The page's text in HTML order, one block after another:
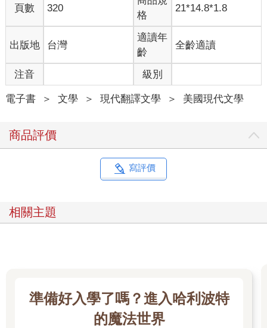
終於有勇氣可以回望過去。
然而我可以確定的是：這個世界轉啊轉的不停變化，只要我繼續
邁開步伐前行，我就愈能信任那些我們無法理解的事物。啊！生
命，就像鍋中沸騰的湯水滾滾溢出，無法遏止，就讓我成為你的
雙眼，盡我所能的為你見證那些你還來不及看見的奇跡。
「你好」喫茶店
我們最後一次交談已經二十七年前的事了，我想按時間順序來回
顧一下。
這些日本古道一路走下去。
常常一走就是二十公里、三十公里，有時四十公里或更多，直到
我的雙腳發軟，許多部位灼熱發燙，彷彿快被碾碎，我非得確定
自己再也無法往前走一步了，才願意停下。然後第二天再重複一
下途中遇見的人們、遭遇的各種事物，和瑣碎平庸的生活景象。
整個過程，猶如一場禁慾苦修，我甚至還剃了頭，像個身體力行
的托缽僧，以故事來乞討施捨過日子。是的，這是一段徒步旅
行，但同時也是與各種人、事、物產生的一系列羈絆：淬鍊自照
頁數 320
格
21*14.8*1.8
出版地 台灣
適讀年
齡
全齡適讀
注音 級別
電子書 ＞ 文學 ＞ 現代翻譯文學 ＞ 美國現代文學
商品評價
寫評價
相關主題
準備好入學了嗎？進入哈利波特
的魔法世界